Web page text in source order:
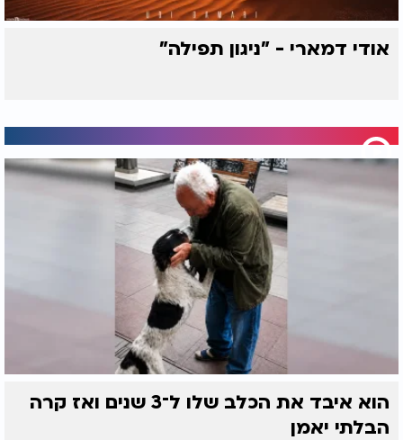
אודי דמארי - "ניגון תפילה"
הוא איבד את הכלב שלו ל־3 שנים ואז קרה
הבלתי יאמן